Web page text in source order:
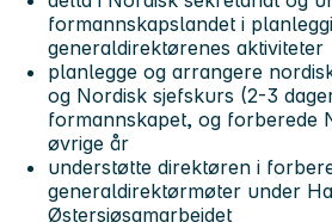
formannskapslandet i
generaldirektørenes aktiviteter
planlegge og arrangere
og Nordisk sjefskurs (2-3
formannskapet, og forberede
øvrige år
understøtte direktøren i
generaldirektørmøter under
Østersjøsamarbeidet